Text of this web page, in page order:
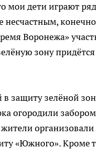
мои дети играют
Воронежа»
зону
защиту зелёной
огородили
«Южного». Кроме